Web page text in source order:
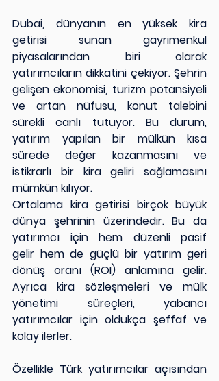
Dubai, dünyanın en yüksek kira
getirisi sunan gayrimenkul
piyasalarından biri olarak
yatırımcıların dikkatini çekiyor. Şehrin
gelişen ekonomisi, turizm potansiyeli
ve artan nüfusu, konut talebini
sürekli canlı tutuyor. Bu durum,
yatırım yapılan bir mülkün kısa
sürede değer kazanmasını ve
istikrarlı bir kira geliri sağlamasını
mümkün kılıyor.
Ortalama kira getirisi birçok büyük
dünya şehrinin üzerindedir. Bu da
yatırımcı için hem düzenli pasif
gelir hem de güçlü bir yatırım geri
dönüş oranı (ROI) anlamına gelir.
Ayrıca kira sözleşmeleri ve mülk
yönetimi süreçleri, yabancı
yatırımcılar için oldukça şeffaf ve
kolay ilerler.
Özellikle Türk yatırımcılar açısından